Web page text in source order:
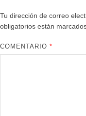
Tu dirección de correo
obligatorios están
COMENTARIO*